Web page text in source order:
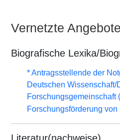
Vernetzte Angebote
Biografische Lexika/
* Antragsstellende der
Deutschen Wissenschaft/
Forschungsgemeinschaft
Forschungsförderung